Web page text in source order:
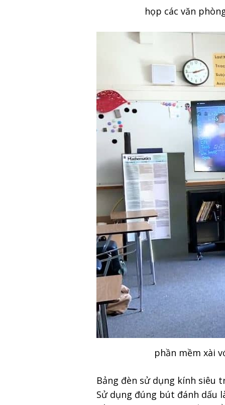
họp các văn
phần mềm xài
Bảng đèn sử dụng kính siêu
Sử dụng đúng bút đánh dấu